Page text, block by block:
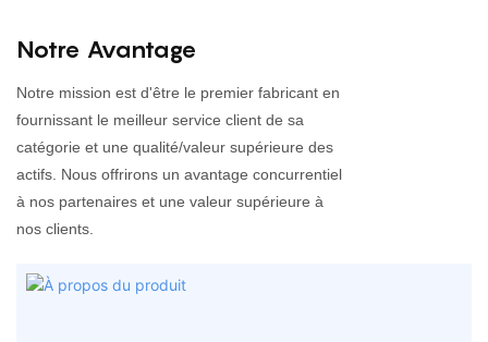
Notre Avantage
Notre mission est d'être le premier fabricant en
fournissant le meilleur service client de sa
catégorie et une qualité/valeur supérieure des
actifs. Nous offrirons un avantage concurrentiel
à nos partenaires et une valeur supérieure à
nos clients.